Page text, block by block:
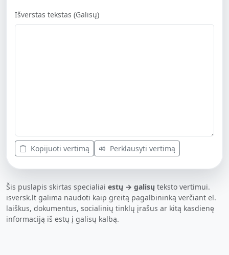
Išverstas tekstas (Galisų)
Kopijuoti vertimą Perklausyti vertimą
Šis puslapis skirtas specialiai estų → galisų teksto vertimui.
isversk.lt galima naudoti kaip greitą pagalbininką verčiant el.
laiškus, dokumentus, socialinių tinklų įrašus ar kitą kasdienę
informaciją iš estų į galisų kalbą.